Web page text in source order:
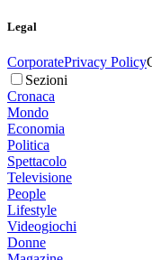
Legal
CorporatePrivacy Policy
Sezioni
Cronaca
Mondo
Economia
Politica
Spettacolo
Televisione
People
Lifestyle
Videogiochi
Donne